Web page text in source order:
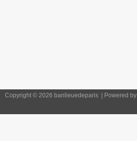
Copyright © 2026 banlieuedeparis | Powered by